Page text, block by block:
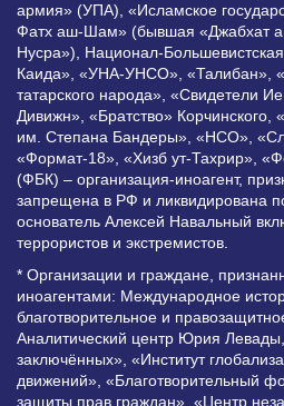
армия» (УПА), «Исламское
Фатх аш-Шам» (бывшая «Джабхат
Нусра»), Национал-
Каида», «УНА-УНСО», «Талибан»,
татарского народа», «Свидетели
Дивижн», «Братство» Корчинского,
им. Степана Бандеры», «НСО»,
«Формат-18», «Хизб ут-Тахрир»,
(ФБК) – организация-иноагент,
запрещена в РФ и ликвидирована
основатель Алексей Навальный
террористов и экстремистов.
* Организации и граждане,
иноагентами: Международное
благотворительное и
Аналитический центр Юрия
заключённых», «Институт
движений», «Благотворительный
защиты прав граждан», «Центр